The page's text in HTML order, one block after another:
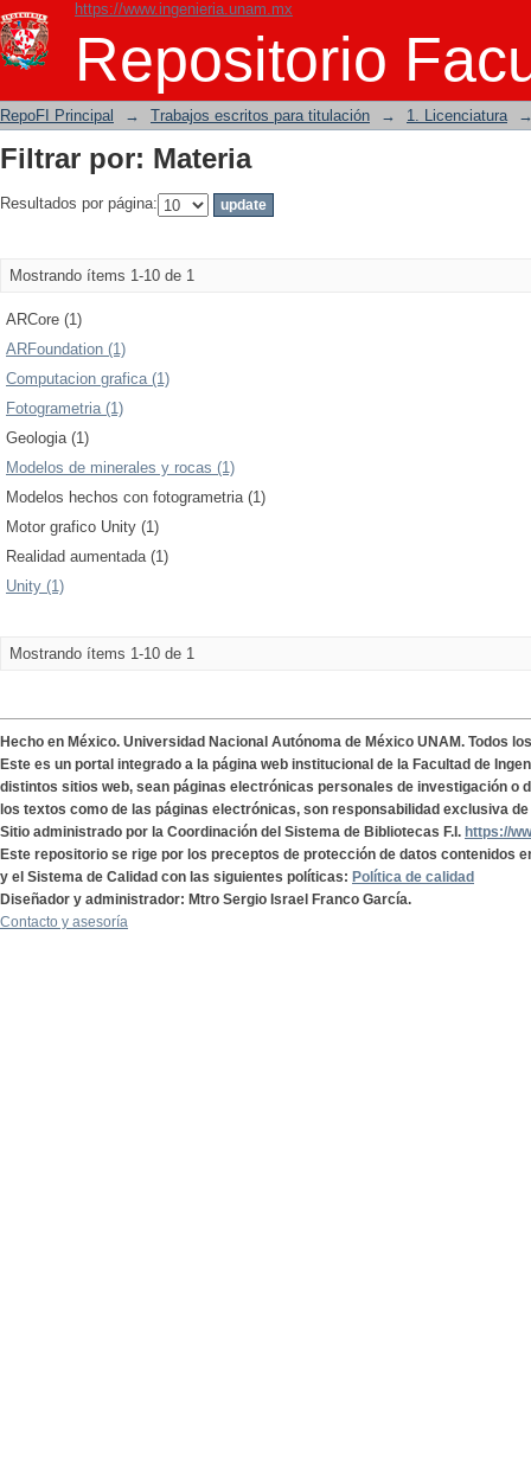
https://www.ingenieria.unam.mx
Repositorio
Filtrar por: Materia
RepoFI Principal → Trabajos escritos para titulación → 1. Licenciatura
Filtrar por: Materia
Resultados por página:
Mostrando ítems 1-10 de 1
ARCore (1)
ARFoundation (1)
Computacion grafica (1)
Fotogrametria (1)
Geologia (1)
Modelos de minerales y rocas (1)
Modelos hechos con fotogrametria (1)
Motor grafico Unity (1)
Realidad aumentada (1)
Unity (1)
Mostrando ítems 1-10 de 1
Hecho en México. Universidad Nacional Autónoma de México UNAM. Todos
Este es un portal integrado a la página web institucional de la Facultad de
distintos sitios web, sean páginas electrónicas personales de investigación o
los textos como de las páginas electrónicas, son responsabilidad exclusiva
Sitio administrado por la Coordinación del Sistema de Bibliotecas F.I. https://
Este repositorio se rige por los preceptos de protección de datos contenidos
y el Sistema de Calidad con las siguientes políticas: Política de calidad
Diseñador y administrador: Mtro Sergio Israel Franco García.
Contacto y asesoría